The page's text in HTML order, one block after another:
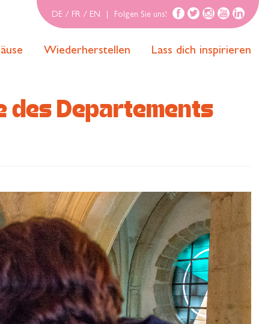
DE / FR / EN Folgen Sie uns!
Wiederherstellen Lass dich inspirieren
des Departements